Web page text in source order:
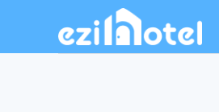
content